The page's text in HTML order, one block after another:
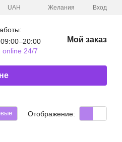
UAH Желания Вход
09:00–20:00
online 24/7
Мой заказ
Отображение: